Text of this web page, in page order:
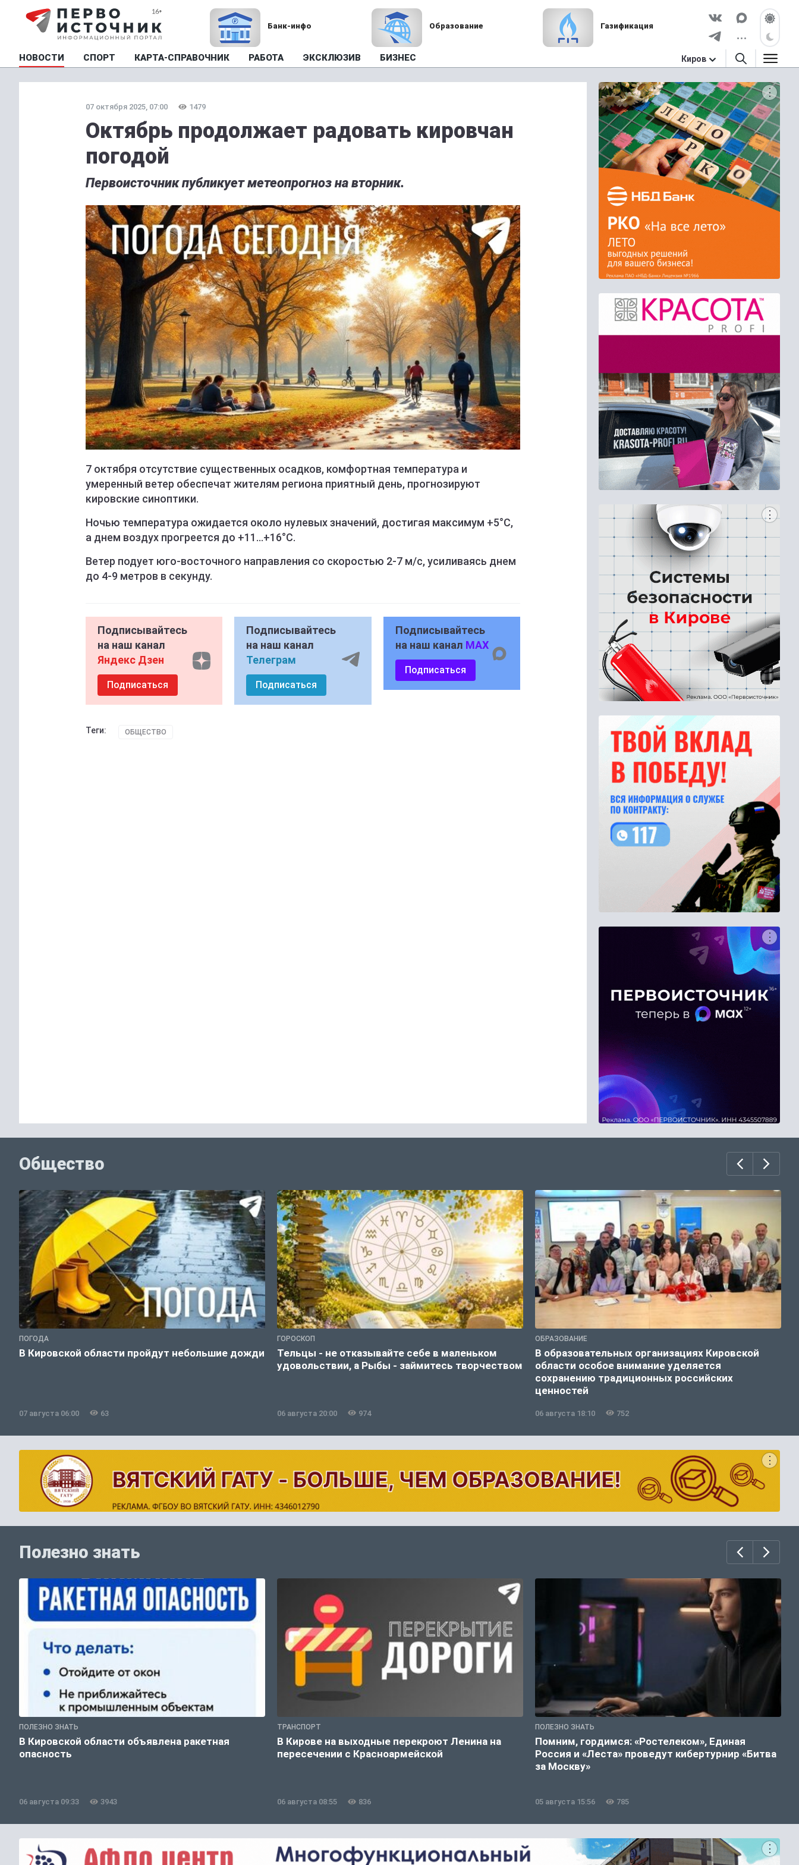
Банк-инфо Образование Газификация
НОВОСТИ СПОРТ КАРТА-СПРАВОЧНИК РАБОТА ЭКСКЛЮЗИВ БИЗНЕС Киров
07 октября 2025, 07:00 1479
Октябрь продолжает радовать кировчан
погодой
Первоисточник публикует метеопрогноз на вторник.
7 октября отсутствие существенных осадков, комфортная температура и
умеренный ветер обеспечат жителям региона приятный день, прогнозируют
кировские синоптики.
Ночью температура ожидается около нулевых значений, достигая максимум +5°C,
а днем воздух прогреется до +11...+16°C.
Ветер подует юго-восточного направления со скоростью 2-7 м/c, усиливаясь днем
до 4-9 метров в секунду.
Подписывайтесь
на наш канал
Яндекс Дзен
Подписаться
Подписывайтесь
на наш канал
Телеграм
Подписаться
Подписывайтесь
на наш канал MAX
Подписаться
Теги: ОБЩЕСТВО
Общество
ПОГОДА
В Кировской области пройдут небольшие дожди
07 августа 06:00 63
ГОРОСКОП
Тельцы - не отказывайте себе в маленьком
удовольствии, а Рыбы - займитесь творчеством
06 августа 20:00 974
ОБРАЗОВАНИЕ
В образовательных организациях Кировской
области особое внимание уделяется
сохранению традиционных российских
ценностей
06 августа 18:10 752
Полезно знать
ПОЛЕЗНО ЗНАТЬ
В Кировской области объявлена ракетная
опасность
06 августа 09:33 3943
ТРАНСПОРТ
В Кирове на выходные перекроют Ленина на
пересечении с Красноармейской
06 августа 08:55 836
ПОЛЕЗНО ЗНАТЬ
Помним, гордимся: «Ростелеком», Единая
Россия и «Леста» проведут кибертурнир «Битва
за Москву»
05 августа 15:56 785